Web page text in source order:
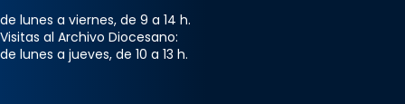
de lunes a viernes, de 9 a 14 h.
Visitas al Archivo Diocesano:
de lunes a jueves, de 10 a 13 h.